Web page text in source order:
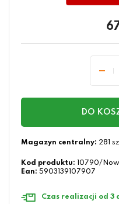
DO
Magazyn centralny: 281
Kod produktu:
10790/
Ean: 5903139107907
Czas realizacji od 3